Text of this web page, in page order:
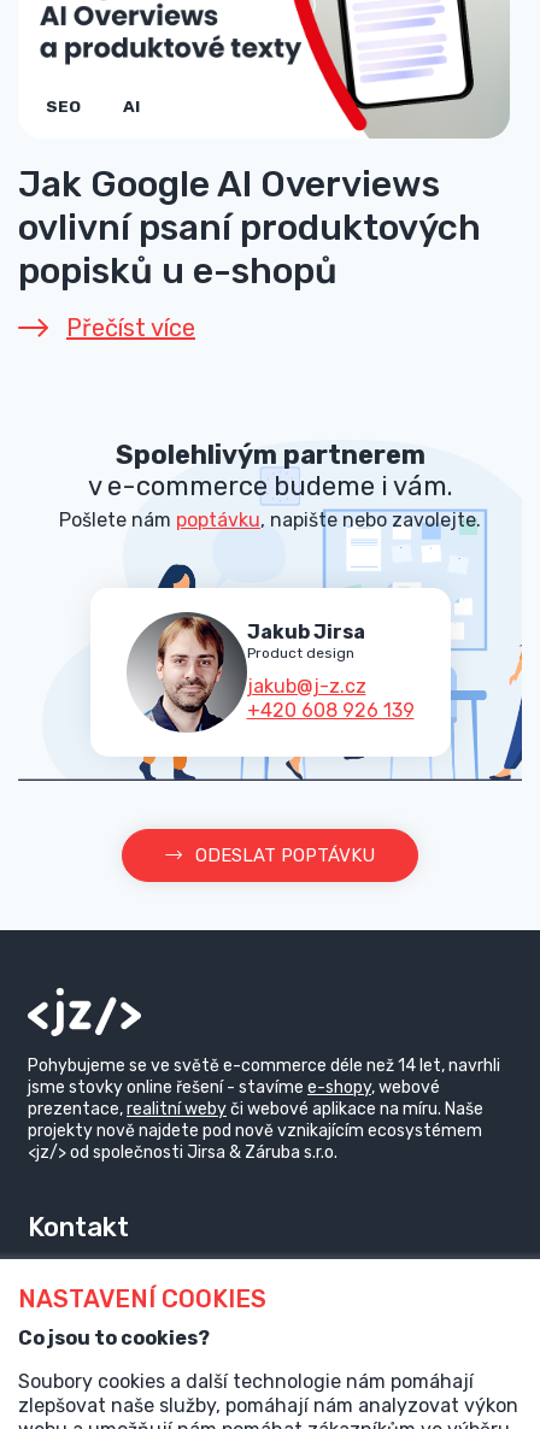
SEO AI
Jak Google AI Overviews
ovlivní psaní produktových
popisků u e-shopů
Přečíst více
Spolehlivým partnerem
v e-commerce budeme i vám.
Pošlete nám poptávku, napište nebo zavolejte.
Jakub Jirsa
Product design
jakub@j-z.cz
+420 608 926 139
ODESLAT POPTÁVKU
Pohybujeme se ve světě e-commerce déle než 14 let, navrhli
jsme stovky online řešení - stavíme e-shopy, webové
prezentace,realitní webyči webové aplikace na míru. Naše
projekty nově najdete pod nově vznikajícím ecosystémem
<jz/> od společnosti Jirsa & Záruba s.r.o.
Kontakt
jakub@j-z.cz
Provozovatel
NASTAVENÍ COOKIES
Co jsou to cookies?
Soubory cookies a další technologie nám pomáhají
zlepšovat naše služby, pomáhají nám analyzovat výkon